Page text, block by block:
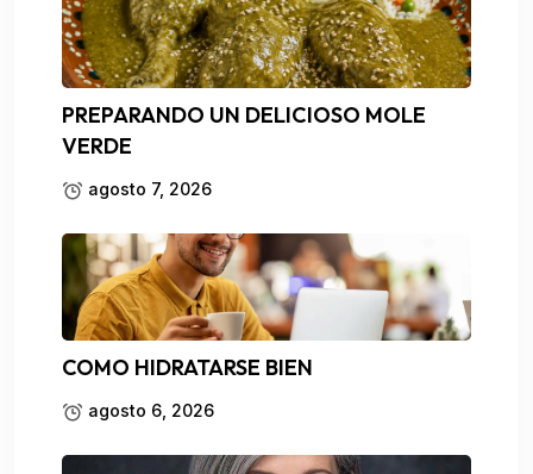
PREPARANDO UN DELICIOSO MOLE
VERDE
agosto 7, 2026
COMO HIDRATARSE BIEN
agosto 6, 2026